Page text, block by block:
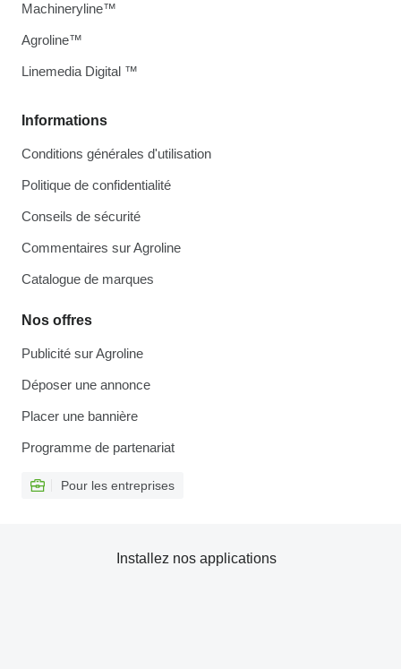
Informations
Conditions générales d'utilisation
Politique de confidentialité
Conseils de sécurité
Commentaires sur Agroline
Catalogue de marques
Nos offres
Publicité sur Agroline
Déposer une annonce
Placer une bannière
Programme de partenariat
Pour les entreprises
Machineryline™
Agroline™
Linemedia Digital ™
Installez nos applications